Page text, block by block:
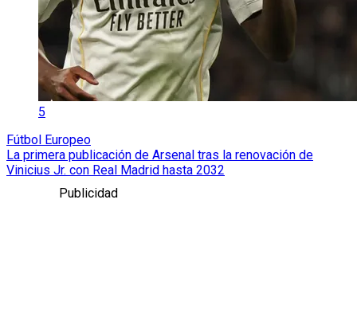
5
Fútbol Europeo
La primera publicación de Arsenal tras la renovación de
Vinicius Jr. con Real Madrid hasta 2032
Publicidad